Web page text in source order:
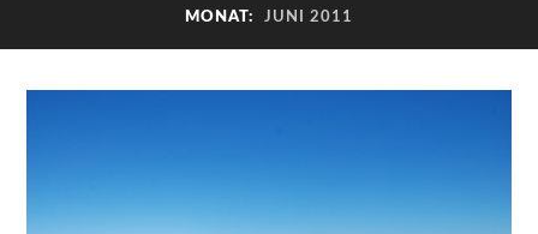
MONAT: JUNI 2011